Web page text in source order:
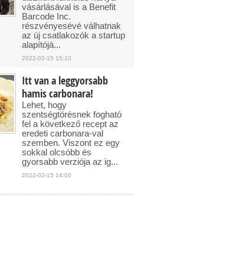
vásárlásával is a Benefit
Barcode Inc.
részvényesévé válhatnak
az új csatlakozók a startup
alapítójá...
2022-02-15 15:10
Itt van a leggyorsabb
hamis carbonara!
Lehet, hogy
szentségtörésnek fogható
fel a következő recept az
eredeti carbonara-val
szemben. Viszont ez egy
sokkal olcsóbb és
gyorsabb verziója az ig...
2022-02-15 14:00